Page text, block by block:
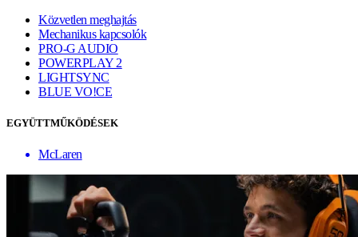
Közvetlen meghajtás
Mechanikus kapcsolók
PRO-G AUDIO
POWERPLAY 2
LIGHTSYNC
BLUE VO!CE
EGYÜTTMŰKÖDÉSEK
McLaren